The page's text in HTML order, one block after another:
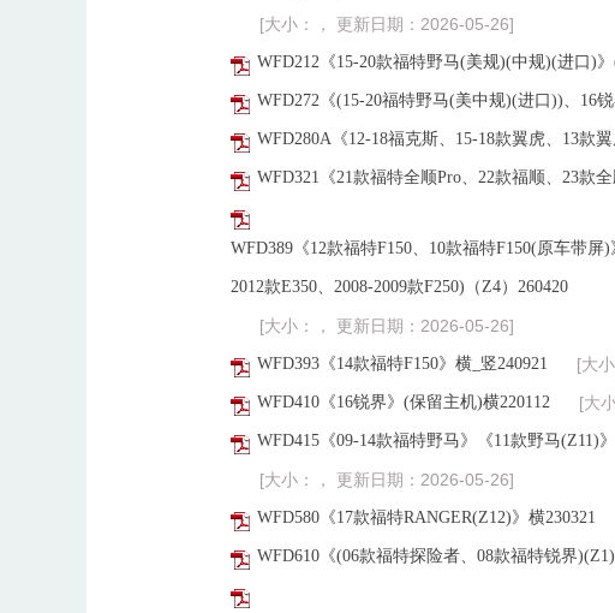
[大小：， 更新日期：2026-05-26]
WFD212《15-20款福特野马(美规)(中规)(进口)
WFD272《(15-20福特野马(美中规)(进口))、16
WFD280A《12-18福克斯、15-18款翼虎、13款
WFD321《21款福特全顺Pro、22款福顺、23款
WFD389《12款福特F150、10款福特F150(原车带屏)
2012款E350、2008-2009款F250)（Z4）260420
[大小：， 更新日期：2026-05-26]
WFD393《14款福特F150》横_竖240921 [大
WFD410《16锐界》(保留主机)横220112 [大
WFD415《09-14款福特野马》《11款野马(Z11)
[大小：， 更新日期：2026-05-26]
WFD580《17款福特RANGER(Z12)》横230321
WFD610《(06款福特探险者、08款福特锐界